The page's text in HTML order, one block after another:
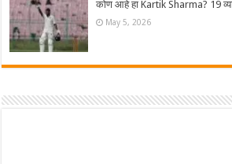
कोण आहे हा Kartik Sharma? 19 व्या
May 5, 2026